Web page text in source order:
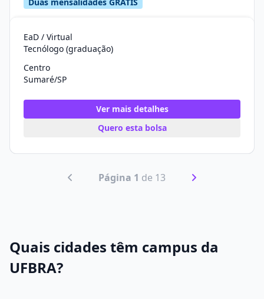
EaD / Virtual
Tecnólogo (graduação)
Centro
Sumaré/SP
Ver mais detalhes
Quero esta bolsa
Página 1 de 13
Quais cidades têm campus da
UFBRA?